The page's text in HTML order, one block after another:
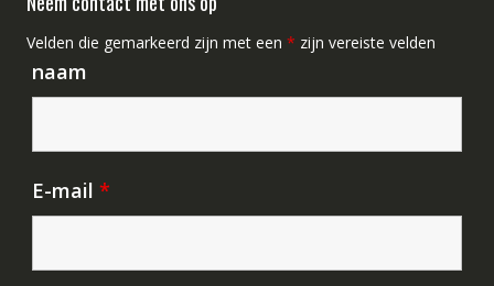
Velden die gemarkeerd zijn met een * zijn vereiste velden
naam
E-mail *